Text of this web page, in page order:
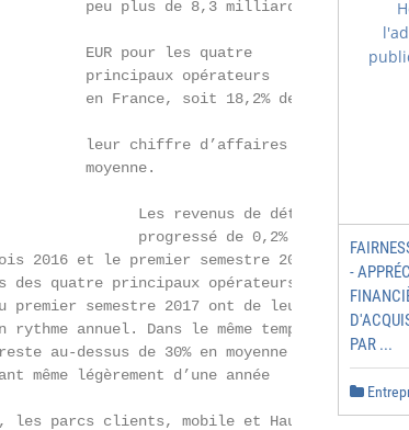
peu plus de 8,3 milliards
EUR pour les quatre
principaux opérateurs
en France, soit 18,2% de
leur chiffre d’affaires en
moyenne.
Les revenus de détail ont
progressé de 0,2% entre
et le premier semestre 2017.
des quatre principaux opérateurs
semestre 2017 ont de leur
annuel. Dans le même temps,
au-dessus de 30% en moyenne
légèrement d’une année
parcs clients, mobile et Haut
-
PAR ...